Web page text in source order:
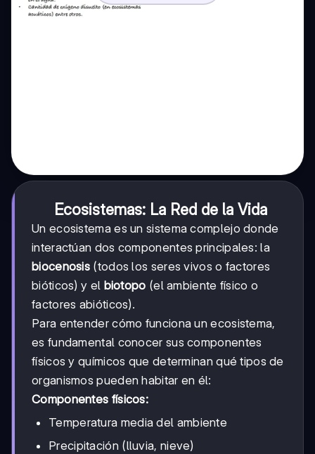
Ecosistemas: La Red de la Vida
Un ecosistema es un sistema complejo donde
interactúan dos componentes principales: la
biocenosis (todos los seres vivos o factores
bióticos) y el biotopo (el ambiente físico o
factores abióticos).
Para entender cómo funciona un ecosistema,
es fundamental conocer sus componentes
físicos y químicos que determinan qué tipos de
organismos pueden habitar en él:
Componentes físicos:
Temperatura media del ambiente
Precipitación (lluvia, nieve)